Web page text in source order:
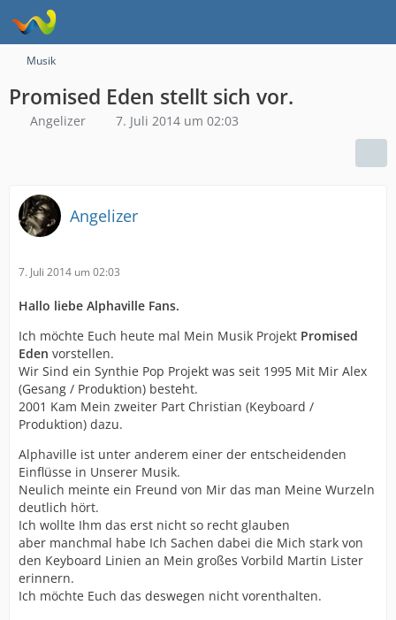
Musik
Promised Eden stellt sich vor.
Angelizer 7. Juli 2014 um 02:03
Angelizer
7. Juli 2014 um 02:03
Hallo liebe Alphaville Fans.
Ich möchte Euch heute mal Mein Musik Projekt Promised
Eden vorstellen.
Wir Sind ein Synthie Pop Projekt was seit 1995 Mit Mir Alex
(Gesang / Produktion) besteht.
2001 Kam Mein zweiter Part Christian (Keyboard /
Produktion) dazu.
Alphaville ist unter anderem einer der entscheidenden
Einflüsse in Unserer Musik.
Neulich meinte ein Freund von Mir das man Meine Wurzeln
deutlich hört.
Ich wollte Ihm das erst nicht so recht glauben
aber manchmal habe Ich Sachen dabei die Mich stark von
den Keyboard Linien an Mein großes Vorbild Martin Lister
erinnern.
Ich möchte Euch das deswegen nicht vorenthalten.